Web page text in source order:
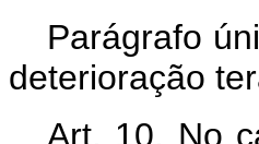
Parágrafo
deterioração
Art. 10. No